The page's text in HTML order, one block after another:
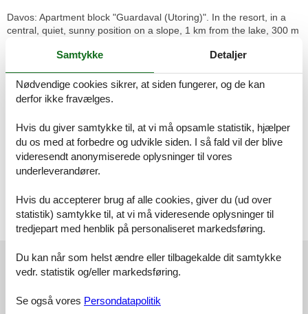
Davos: Apartment block "Guardaval (Utoring)". In the resort, in a
central, quiet, sunny position on a slope, 1 km from the lake, 300 m
reception, lounge with TV, WiFi, sauna (extra). Playroom, lift,
(for shared use). Bread roll service and beverage service. Narrow
motor access to the house. Roofed, parking (limited number of
restaurant 300 m, bus stop, railway station "Davos Dorf" 400 m,
indoor swimming pool 1 km, bathing lake 1 km. Mountain railway,
skisport facilities, slopes, ski school, sled run 1.5 km, cross country
ski track, ice rink 300 m. Well-known ski regions can easily be
reached: Parsenn 300 m, Jakobshorn 1.5 km. The building is
beautiful view. Parking + garage (reservation on arrival).
Licens nr.: 11243
Eksterne anmeldelser
Vores gæsteanmeldelserEksterne anmeldelser
Samtykke Detaljer
Nødvendige cookies sikrer, at siden fungerer, og de kan
derfor ikke fravælges.
Hvis du giver samtykke til, at vi må opsamle statistik, hjælper
du os med at forbedre og udvikle siden. I så fald vil der blive
videresendt anonymiserede oplysninger til vores
underleverandører.
Hvis du accepterer brug af alle cookies, giver du (ud over
statistik) samtykke til, at vi må videresende oplysninger til
tredjepart med henblik på personaliseret markedsføring.
Du kan når som helst ændre eller tilbagekalde dit samtykke
vedr. statistik og/eller markedsføring.
Se også vores Persondatapolitik